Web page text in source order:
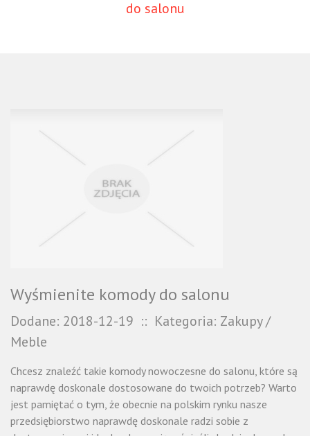
do salonu
Wyśmienite komody do salonu
Dodane: 2018-12-19 :: Kategoria: Zakupy /
Meble
Chcesz znaleźć takie komody nowoczesne do salonu, które są
naprawdę doskonale dostosowane do twoich potrzeb? Warto
jest pamiętać o tym, że obecnie na polskim rynku nasze
przedsiębiorstwo naprawdę doskonale radzi sobie z